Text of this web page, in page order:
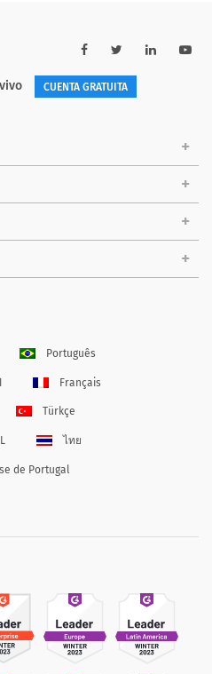
CUENTA GRATUITA
Português
Français
Türkçe
ไทย
de Portugal